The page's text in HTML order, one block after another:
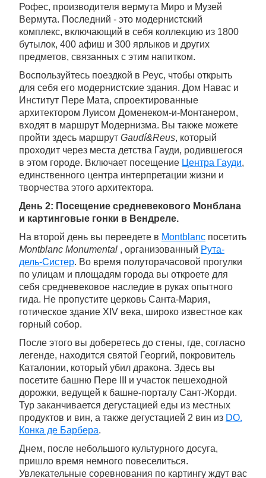
Рофес, производителя вермута Миро и Музей
Вермута. Последний - это модернистский
комплекс, включающий в себя коллекцию из 1800
бутылок, 400 афиш и 300 ярлыков и других
предметов, связанных с этим напитком.
Воспользуйтесь поездкой в Реус, чтобы открыть
для себя его модернистские здания. Дом Навас и
Институт Пере Мата, спроектированные
архитектором Луисом Доменеком-и-Монтанером,
входят в маршрут Модернизма. Вы также можете
пройти здесь маршрут Gaudí&Reus, который
проходит через места детства Гауди, родившегося
в этом городе. Включает посещение Центра Гауди,
единственного центра интерпретации жизни и
творчества этого архитектора.
День 2: Посещение средневекового Монблана
и картинговые гонки в Вендреле.
На второй день вы переедете в Montblanc посетить
Montblanc Monumental , организованный Рута-
дель-Систер. Во время полуторачасовой прогулки
по улицам и площадям города вы откроете для
себя средневековое наследие в руках опытного
гида. Не пропустите церковь Санта-Мария,
готическое здание XIV века, широко известное как
горный собор.
После этого вы доберетесь до стены, где, согласно
легенде, находится святой Георгий, покровитель
Каталонии, который убил дракона. Здесь вы
посетите башню Пере III и участок пешеходной
дорожки, ведущей к башне-порталу Сант-Жорди.
Тур заканчивается дегустацией еды из местных
продуктов и вин, а также дегустацией 2 вин из DO.
Конка де Барбера.
Днем, после небольшого культурного досуга,
пришло время немного повеселиться.
Увлекательные соревнования по картингу ждут вас